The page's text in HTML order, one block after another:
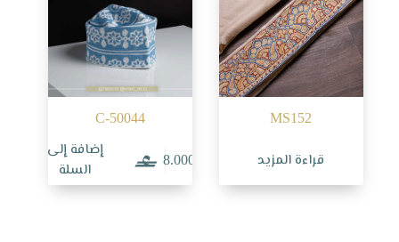
MS152
قراءة المزيد
C-50044
8.000
إضافة إلى
السلة